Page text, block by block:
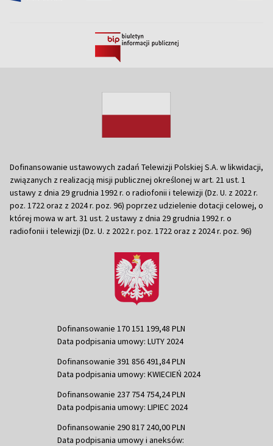
Dofinansowanie ustawowych zadań Telewizji Polskiej S.A. w likwidacji,
związanych z realizacją misji publicznej określonej w art. 21 ust. 1
ustawy z dnia 29 grudnia 1992 r. o radiofonii i telewizji (Dz. U. z 2022 r.
poz. 1722 oraz z 2024 r. poz. 96) poprzez udzielenie dotacji celowej, o
której mowa w art. 31 ust. 2 ustawy z dnia 29 grudnia 1992 r. o
radiofonii i telewizji (Dz. U. z 2022 r. poz. 1722 oraz z 2024 r. poz. 96)
Dofinansowanie 170 151 199,48 PLN
Data podpisania umowy: LUTY 2024
Dofinansowanie 391 856 491,84 PLN
Data podpisania umowy: KWIECIEŃ 2024
Dofinansowanie 237 754 754,24 PLN
Data podpisania umowy: LIPIEC 2024
Dofinansowanie 290 817 240,00 PLN
Data podpisania umowy i aneksów: